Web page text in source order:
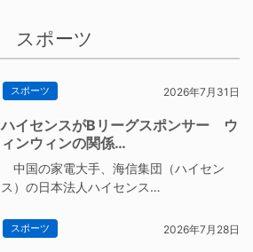
スポーツ
スポーツ 2026年7月31日
ハイセンスがBリーグスポンサー ウ
ィンウィンの関係…
中国の家電大手、海信集団（ハイセン
ス）の日本法人ハイセンス…
スポーツ 2026年7月28日